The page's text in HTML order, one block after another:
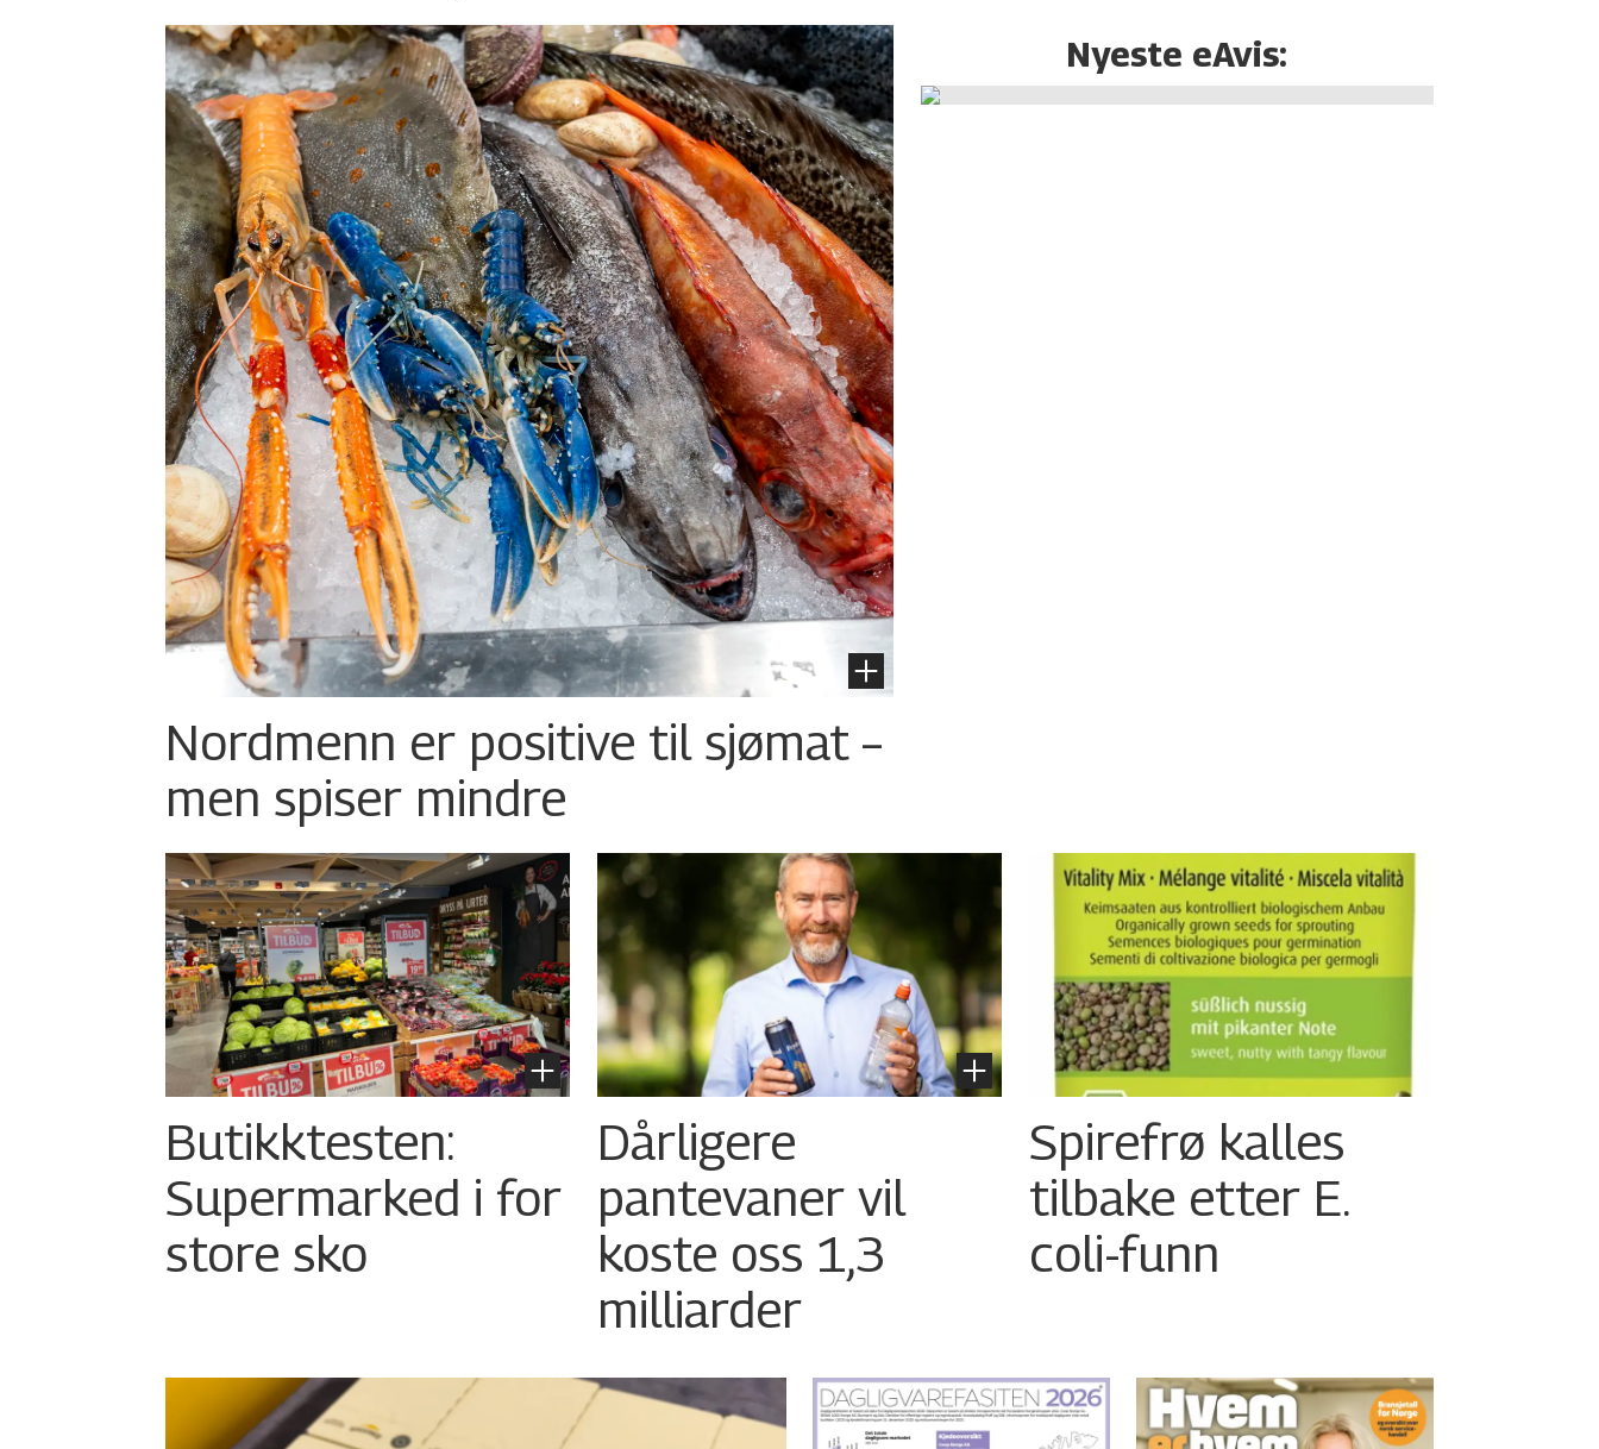
Nordmenn er positive til sjømat –
men spiser mindre
Nyeste eAvis:
Butikktesten:
Supermarked i for
store sko
Dårligere
pantevaner vil
koste oss 1,3
milliarder
Spirefrø kalles
tilbake etter E.
coli-funn